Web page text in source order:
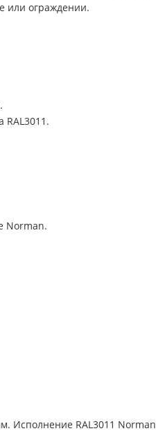
или ограждении.
Norman.
Исполнение RAL3011 Norman